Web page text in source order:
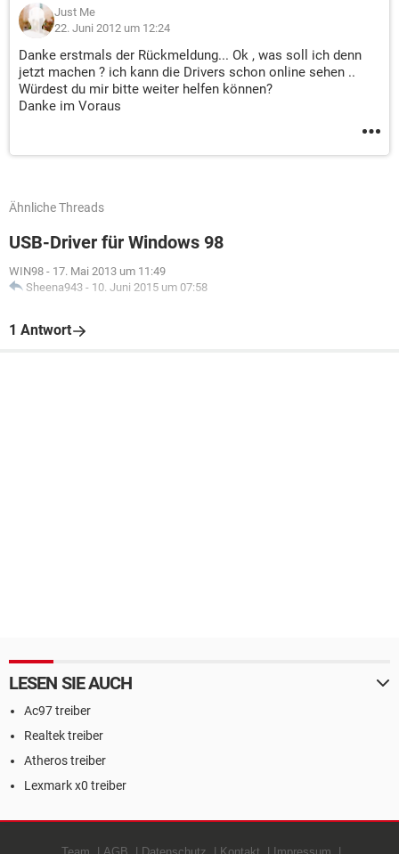
Just Me
22. Juni 2012 um 12:24
Danke erstmals der Rückmeldung... Ok , was soll ich denn
jetzt machen ? ich kann die Drivers schon online sehen ..
Würdest du mir bitte weiter helfen können?
Danke im Voraus
Ähnliche Threads
USB-Driver für Windows 98
WIN98 - 17. Mai 2013 um 11:49
Sheena943 - 10. Juni 2015 um 07:58
1 Antwort
LESEN SIE AUCH
Ac97 treiber
Realtek treiber
Atheros treiber
Lexmark x0 treiber